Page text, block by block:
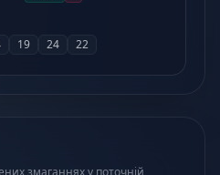
19 24 22
змаганнях у поточній